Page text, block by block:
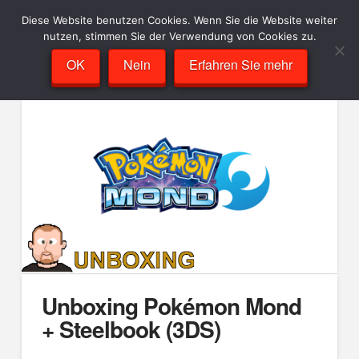
Unboxing Pokémon Mond
+ Steelbook (3DS)
Diese Website benutzen Cookies. Wenn Sie die Website weiter
nutzen, stimmen Sie der Verwendung von Cookies zu.
OK Nein Erfahren Sie mehr